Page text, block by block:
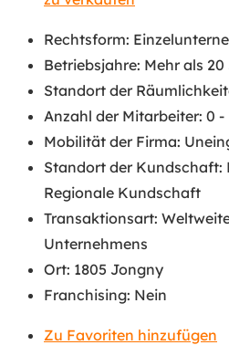
Rechtsform:
Betriebsjahre: Mehr als
Standort der
Anzahl der Mitarbeiter: 0 -
Mobilität der Firma:
Standort der Kundschaft:
Regionale Kundschaft
Transaktionsart:
Unternehmens
Ort: 1805 Jongny
Franchising: Nein
Zu Favoriten hinzufügen